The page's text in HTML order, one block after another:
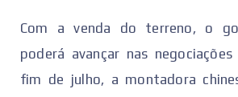
Com a venda do terreno, o
poderá avançar nas
fim de julho, a montadora